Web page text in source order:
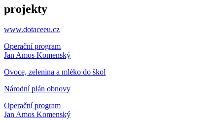
projekty
www.dotaceeu.cz
Operační program
Jan Amos Komenský
Ovoce, zelenina a mléko do škol
Národní plán obnovy
Operační program
Jan Amos Komenský